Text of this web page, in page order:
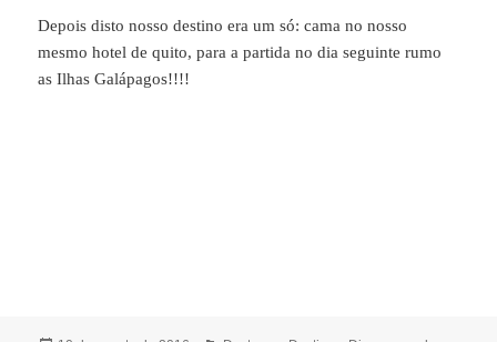
Depois disto nosso destino era um só: cama no nosso
mesmo hotel de quito, para a partida no dia seguinte rumo
as Ilhas Galápagos!!!!